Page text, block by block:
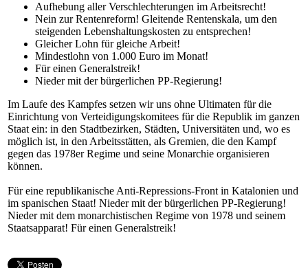
Aufhebung aller Verschlechterungen im Arbeitsrecht!
Nein zur Rentenreform! Gleitende Rentenskala, um den
steigenden Lebenshaltungskosten zu entsprechen!
Gleicher Lohn für gleiche Arbeit!
Mindestlohn von 1.000 Euro im Monat!
Für einen Generalstreik!
Nieder mit der bürgerlichen PP-Regierung!
Im Laufe des Kampfes setzen wir uns ohne Ultimaten für die
Einrichtung von Verteidigungskomitees für die Republik im ganzen
Staat ein: in den Stadtbezirken, Städten, Universitäten und, wo es
möglich ist, in den Arbeitsstätten, als Gremien, die den Kampf
gegen das 1978er Regime und seine Monarchie organisieren
können.
Für eine republikanische Anti-Repressions-Front in Katalonien und
im spanischen Staat! Nieder mit der bürgerlichen PP-Regierung!
Nieder mit dem monarchistischen Regime von 1978 und seinem
Staatsapparat! Für einen Generalstreik!